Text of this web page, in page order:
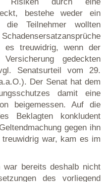
bestehe weder ein
Teilnehmer wollten
es treuwidrig, wenn der
gedeckten
Senatsurteil vom 29.
Der Senat hat dem
damit eine
beigemessen. Auf die
Beklagten konkludent
gegen ihn
war, kam es im
war bereits deshalb nicht
des vorliegend